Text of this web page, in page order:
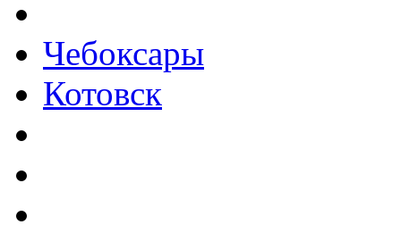
Чебоксары
Котовск